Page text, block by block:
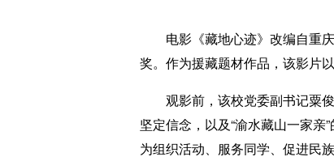
电影《藏地心迹》改编自重庆
奖。作为援藏题材作品，该影片
观影前，该校党委副书记粟俊
坚定信念，以及“渝水藏山一家
为组织活动、服务同学、促进民